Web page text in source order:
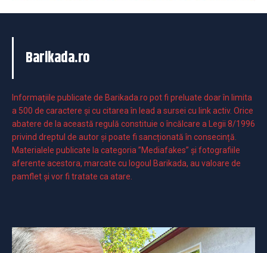
Barikada.ro
Informaţiile publicate de Barikada.ro pot fi preluate doar în limita
a 500 de caractere şi cu citarea în lead a sursei cu link activ. Orice
abatere de la această regulă constituie o încălcare a Legii 8/1996
privind dreptul de autor și poate fi sancționată în consecință.
Materialele publicate la categoria ”Mediafakes” și fotografiile
aferente acestora, marcate cu logoul Barikada, au valoare de
pamflet și vor fi tratate ca atare.